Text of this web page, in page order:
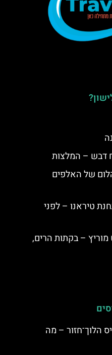
דבש – המלצות
של האלפים
טיראנו – לפני
מוריץ – בקתות הרים,
הלוך־חזור – מה